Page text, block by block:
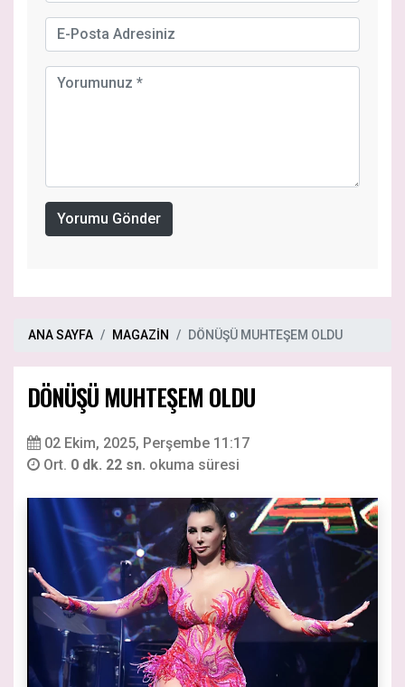
Yorumu Gönder
ANA SAYFA MAGAZİN DÖNÜŞÜ MUHTEŞEM OLDU
DÖNÜŞÜ MUHTEŞEM OLDU
02 Ekim, 2025, Perşembe 11:17
Ort. 0 dk. 22 sn. okuma süresi